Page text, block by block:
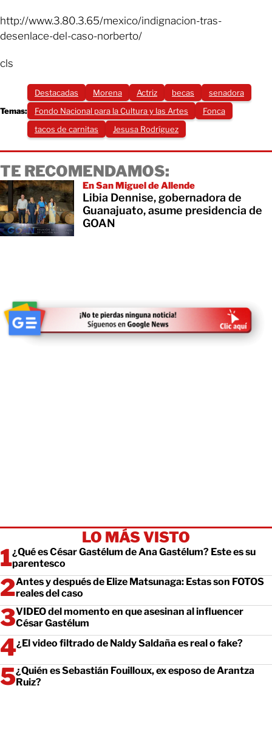
http://www.3.80.3.65/mexico/indignacion-tras-
desenlace-del-caso-norberto/
cls
Temas:
Destacadas Morena Actriz becas
senadora
Fondo Nacional para la Cultura y las Artes
Fonca
tacos de carnitas
Jesusa Rodríguez
TE RECOMENDAMOS:
En San Miguel de Allende
Libia Dennise, gobernadora de
Guanajuato, asume presidencia de
GOAN
LO MÁS VISTO
¿Qué es César Gastélum de Ana Gastélum? Este es su
parentesco
Antes y después de Elize Matsunaga: Estas son FOTOS
reales del caso
VIDEO del momento en que asesinan al influencer
César Gastélum
¿El video filtrado de Naldy Saldaña es real o fake?
¿Quién es Sebastián Fouilloux, ex esposo de Arantza
Ruiz?